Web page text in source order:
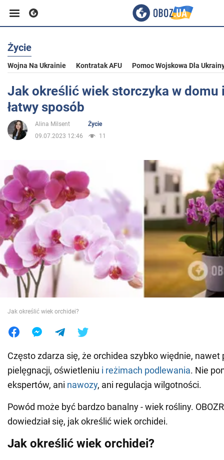
Biznes
Sport
Rozrywka
Polityka
Społeczeństwo
Wojna na Ukrainie
Świat
Jedzenie
Życie
Wojna Na Ukrainie Kontratak AFU Pomoc Wojskowa Dla
Jak określić wiek storczyka w domu
łatwy sposób
Alina Milsent
Życie
09.07.2023 12:46
11
Jak określić wiek orchidei?
Często zdarza się, że orchidea szybko więdnie, nawet
pielęgnacji, oświetleniu i reżimach podlewania. Nie
ekspertów, ani nawozy, ani regulacja wilgotności.
Powód może być bardzo banalny - wiek rośliny.
dowiedział się, jak określić wiek orchidei.
Jak określić wiek orchidei?